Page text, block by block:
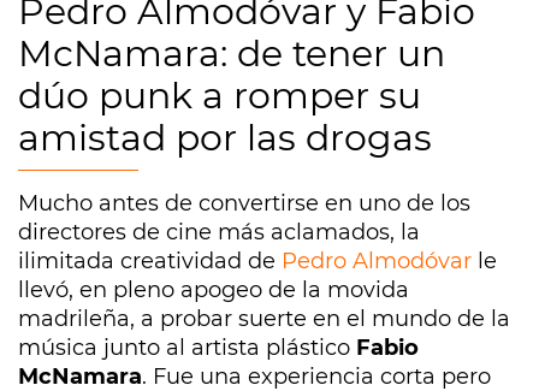
Pedro Almodóvar y Fabio
McNamara: de tener un
dúo punk a romper su
amistad por las drogas
Mucho antes de convertirse en uno de los
directores de cine más aclamados, la
ilimitada creatividad de Pedro Almodóvar le
llevó, en pleno apogeo de la movida
madrileña, a probar suerte en el mundo de la
música junto al artista plástico Fabio
McNamara. Fue una experiencia corta pero